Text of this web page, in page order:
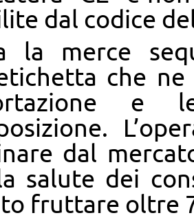
dal codice
la merce
che
e
dal
salute dei
fruttare oltre